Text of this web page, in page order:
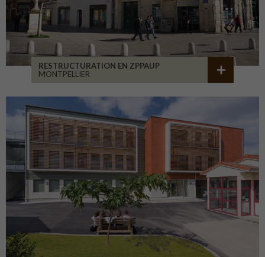
RESTRUCTURATION EN ZPPAUP
MONTPELLIER